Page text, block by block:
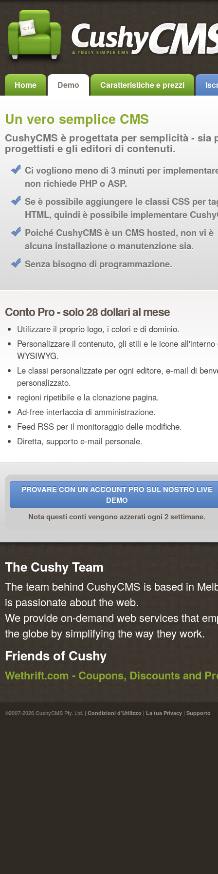
Home Demo Caratteristiche e prezzi
Un vero semplice CMS
CushyCMS è progettata per semplicità - sia
progettisti e gli editori di contenuti.
Ci vogliono meno di 3 minuti per
non richiede PHP o ASP.
Se è possibile aggiungere le classi CSS per
HTML, quindi è possibile implementare
Poiché CushyCMS è un CMS hosted, non vi è
alcuna installazione o manutenzione sia.
Senza bisogno di programmazione.
Conto Pro - solo 28 dollari al mese
Utilizzare il proprio logo, i colori e di dominio.
Personalizzare il contenuto, gli stili e le icone all'interno
WYSIWYG.
Le classi personalizzate per ogni editore, e-mail di
personalizzato.
regioni ripetibile e la clonazione pagina.
Ad-free interfaccia di amministrazione.
Feed RSS per il monitoraggio delle modifiche.
Diretta, supporto e-mail personale.
PROVARE CON UN ACCOUNT PRO SUL NOSTRO LIVE
DEMO
Nota questi conti vengono azzerati ogni 2 settimane.
The Cushy Team
The team behind CushyCMS is based in
is passionate about the web.
We provide on-demand web services that
the globe by simplifying the way they work.
Friends of Cushy
Wethrift.com - Coupons, Discounts and
©2007-2026 CushyCMS Pty. Ltd. | Condizioni d’Utilizzo | La tua Privacy | Supporto